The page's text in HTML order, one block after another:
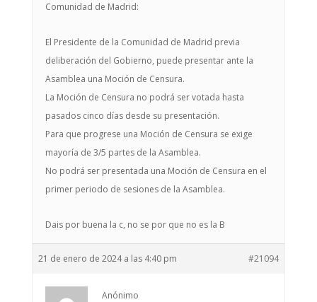
Comunidad de Madrid:
El Presidente de la Comunidad de Madrid previa
deliberación del Gobierno, puede presentar ante la
Asamblea una Moción de Censura.
La Moción de Censura no podrá ser votada hasta
pasados cinco días desde su presentación.
Para que progrese una Moción de Censura se exige
mayoría de 3/5 partes de la Asamblea.
No podrá ser presentada una Moción de Censura en el
primer periodo de sesiones de la Asamblea.
Dais por buena la c, no se por que no es la B
21 de enero de 2024 a las 4:40 pm #21094
Anónimo